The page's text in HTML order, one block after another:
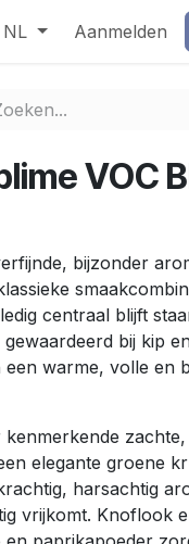
NL Aanmelden
VOC
bijzonder
centraal blijft
bij kip
warme, volle en
elegante groene
harsachtig
vrijkomt. Knoflook